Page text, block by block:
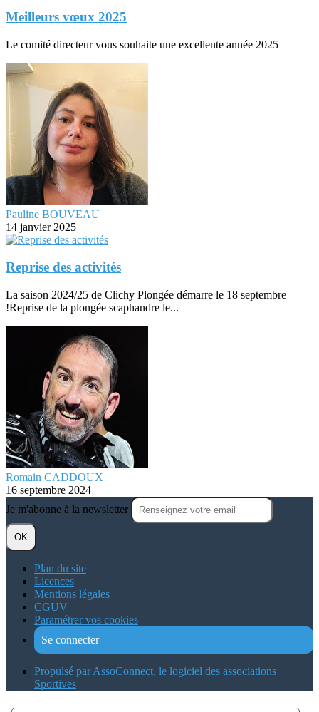
Meilleurs vœux 2025
Le comité directeur vous souhaite une excellente année 2025
Pauline BOUVEAU
14 janvier 2025
Reprise des activités
La saison 2024/25 de Clichy Plongée démarre le 18 septembre
!Reprise de la plongée scaphandre le...
Romain CADDOUX
16 septembre 2024
Je m'abonne à la newsletter
OK
Plan du site
Licences
Mentions légales
CGUV
Paramétrer vos cookies
Se connecter
Propulsé par AssoConnect, le logiciel des associations
Sportives